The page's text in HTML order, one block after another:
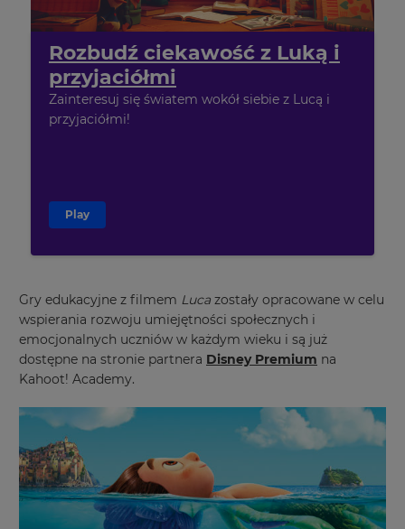
Rozbudź ciekawość z Luką i
przyjaciółmi
Zainteresuj się światem wokół siebie z Lucą i
przyjaciółmi!
Play
Gry edukacyjne z filmem Luca zostały opracowane w celu
wspierania rozwoju umiejętności społecznych i
emocjonalnych uczniów w każdym wieku i są już
dostępne na stronie partnera Disney Premium na
Kahoot! Academy.
your
settings.
Update
your
language,
and
currency.
Region